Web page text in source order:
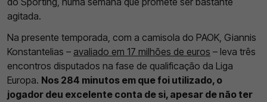
agitada.
Na presente temporada, com a camisola do PAOK, Giannis
Konstantelias – avaliado em 17 milhões de euros – leva três
encontros disputados na fase de qualificação da Liga
Europa. Nos 284 minutos em que foi utilizado, o
jogador deu excelente conta de si, apesar de não ter